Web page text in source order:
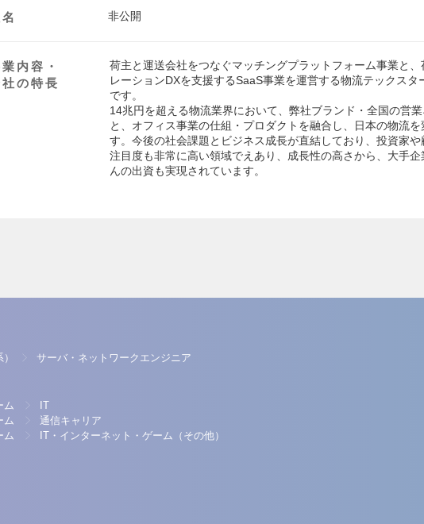
非公開
内容・
の特長
荷主と運送会社をつなぐマッチングプラットフォーム事業と
レーションDXを支援するSaaS事業を運営する物流テックスタ
です。
14兆円を超える物流業界において、弊社ブランド・全国の営
と、オフィス事業の仕組・プロダクトを融合し、日本の物流
す。今後の社会課題とビジネス成長が直結しており、投資家
注目度も非常に高い領域でえあり、成長性の高さから、大手
んの出資も実現されています。
サーバ・ネットワークエンジニア
ム
IT
ム
通信キャリア
ム
IT・インターネット・ゲーム（その他）